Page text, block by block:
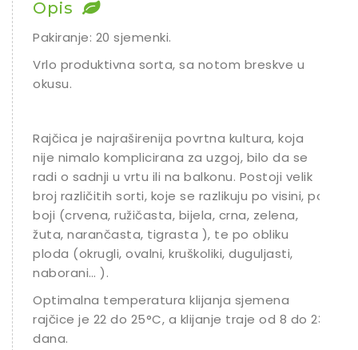
Opis
Pakiranje: 20 sjemenki.
Vrlo produktivna sorta, sa notom breskve u
okusu.
Rajčica je najraširenija povrtna kultura, koja
nije nimalo komplicirana za uzgoj, bilo da se
radi o sadnji u vrtu ili na balkonu. Postoji velik
broj različitih sorti, koje se razlikuju po visini, po
boji (crvena, ružičasta, bijela, crna, zelena,
žuta, narančasta, tigrasta ), te po obliku
ploda (okrugli, ovalni, kruškoliki, duguljasti,
naborani… ).
Optimalna temperatura klijanja sjemena
rajčice je 22 do 25°C, a klijanje traje od 8 do 23
dana.